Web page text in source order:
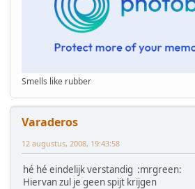
Smells like rubber
Varaderos
12 augustus, 2008, 19:43:58
hé hé eindelijk verstandig :mrgreen:
Hiervan zul je geen spijt krijgen